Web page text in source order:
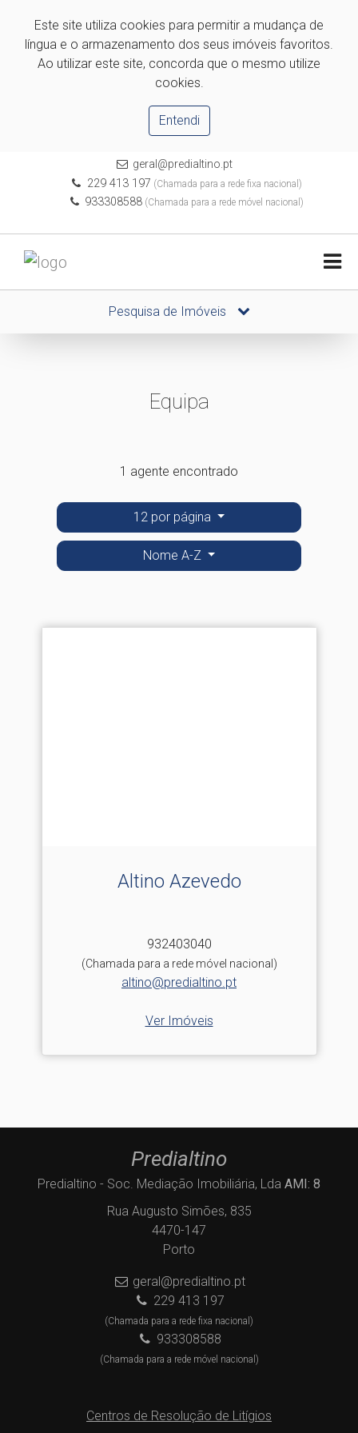
Este site utiliza cookies para permitir a mudança de
língua e o armazenamento dos seus imóveis favoritos.
Ao utilizar este site, concorda que o mesmo utilize
cookies.
Entendi
geral@predialtino.pt
229 413 197 (Chamada para a rede fixa nacional)
933308588 (Chamada para a rede móvel nacional)
Pesquisa de Imóveis
Equipa
1 agente encontrado
12 por página
Nome A-Z
Altino Azevedo
932403040
(Chamada para a rede móvel nacional)
altino@predialtino.pt
Ver Imóveis
Predialtino
Predialtino - Soc. Mediação Imobiliária, Lda AMI: 8
Rua Augusto Simões, 835
4470-147
Porto
geral@predialtino.pt
229 413 197
(Chamada para a rede fixa nacional)
933308588
(Chamada para a rede móvel nacional)
Centros de Resolução de Litígios